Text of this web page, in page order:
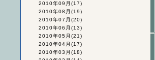
2010年09月 (17)
2010年08月 (19)
2010年07月 (20)
2010年06月 (13)
2010年05月 (21)
2010年04月 (17)
2010年03月 (18)